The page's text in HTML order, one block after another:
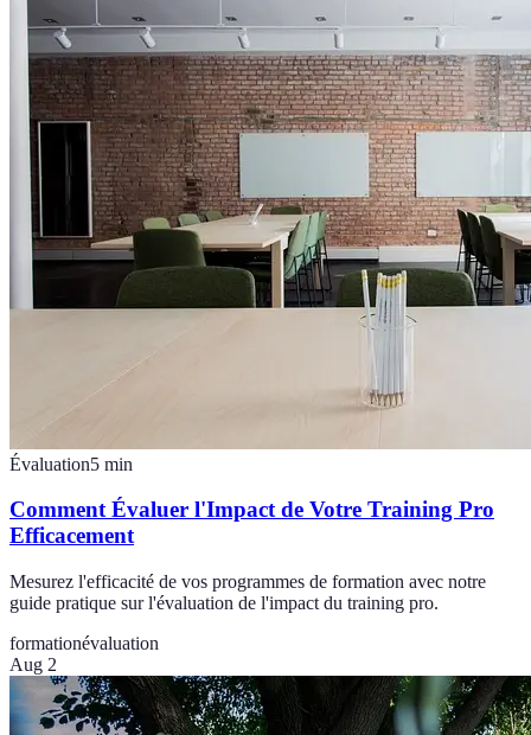
Évaluation5 min
Comment Évaluer l'Impact de Votre Training Pro
Efficacement
Mesurez l'efficacité de vos programmes de formation avec notre
guide pratique sur l'évaluation de l'impact du training pro.
formationévaluation
Aug 2